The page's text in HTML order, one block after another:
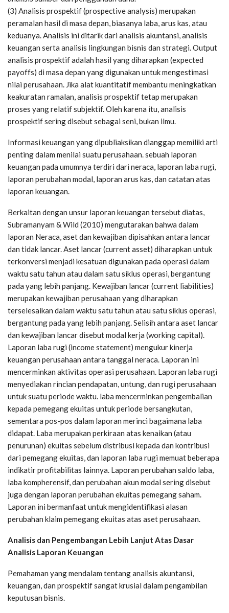
(3) Analisis prospektif (prospective analysis) merupakan
peramalan hasil di masa depan, biasanya laba, arus kas, atau
keduanya. Analisis ini ditarik dari analisis akuntansi, analisis
keuangan serta analisis lingkungan bisnis dan strategi. Output
analisis prospektif adalah hasil yang diharapkan (expected
payoffs) di masa depan yang digunakan untuk mengestimasi
nilai perusahaan. Jika alat kuantitatif membantu meningkatkan
keakuratan ramalan, analisis prospektif tetap merupakan
proses yang relatif subjektif. Oleh karena itu, analisis
prospektif sering disebut sebagai seni, bukan ilmu.
Informasi keuangan yang dipubliaksikan dianggap memiliki arti
penting dalam menilai suatu perusahaan. sebuah laporan
keuangan pada umumnya terdiri dari neraca, laporan laba rugi,
laporan perubahan modal, laporan arus kas, dan catatan atas
laporan keuangan.
Berkaitan dengan unsur laporan keuangan tersebut diatas,
Subramanyam & Wild (2010) mengutarakan bahwa dalam
laporan Neraca, aset dan kewajiban dipisahkan antara lancar
dan tidak lancar. Aset lancar (current asset) diharapkan untuk
terkonversi menjadi kesatuan digunakan pada operasi dalam
waktu satu tahun atau dalam satu siklus operasi, bergantung
pada yang lebih panjang. Kewajiban lancar (current liabilities)
merupakan kewajiban perusahaan yang diharapkan
terselesaikan dalam waktu satu tahun atau satu siklus operasi,
bergantung pada yang lebih panjang. Selisih antara aset lancar
dan kewajiban lancar disebut modal kerja (working capital).
Laporan laba rugi (income statement) mengukur kinerja
keuangan perusahaan antara tanggal neraca. Laporan ini
mencerminkan aktivitas operasi perusahaan. Laporan laba rugi
menyediakan rincian pendapatan, untung, dan rugi perusahaan
untuk suatu periode waktu. laba mencerminkan pengembalian
kepada pemegang ekuitas untuk periode bersangkutan,
sementara pos-pos dalam laporan merinci bagaimana laba
didapat. Laba merupakan perkiraan atas kenaikan (atau
penurunan) ekuitas sebelum distribusi kepada dan kontribusi
dari pemegang ekuitas, dan laporan laba rugi memuat beberapa
indikatir profitabilitas lainnya. Laporan perubahan saldo laba,
laba kompherensif, dan perubahan akun modal sering disebut
juga dengan laporan perubahan ekuitas pemegang saham.
Laporan ini bermanfaat untuk mengidentifikasi alasan
perubahan klaim pemegang ekuitas atas aset perusahaan.
Analisis dan Pengembangan Lebih Lanjut Atas Dasar
Analisis Laporan Keuangan
Pemahaman yang mendalam tentang analisis akuntansi,
keuangan, dan prospektif sangat krusial dalam pengambilan
keputusan bisnis.